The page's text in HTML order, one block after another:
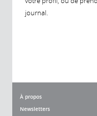
journal.
À propos
Newsletters